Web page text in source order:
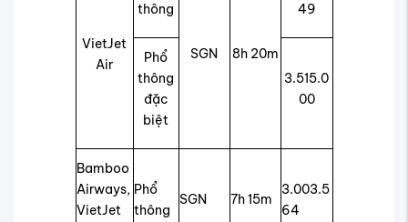
VietJet
Air
thông
SGN 8h 20m
49
Phổ
thông
đặc
biệt
3.515.0
00
Bamboo
Airways,
VietJet
Phổ
thông
SGN 7h 15m
3.003.5
64